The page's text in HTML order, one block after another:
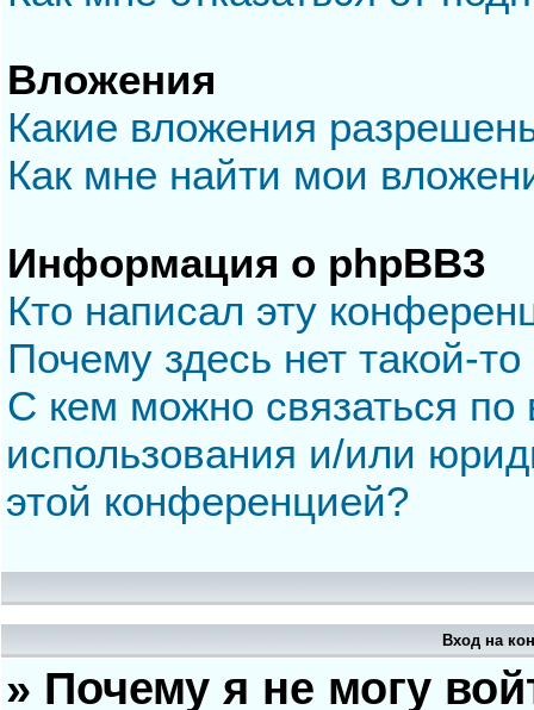
Вложения
Какие вложения
Как мне найти мои
Информация о phpBB3
Кто написал эту
Почему здесь нет такой-
С кем можно связаться по
использования и/или
этой конференцией?
Вход на
» Почему я не могу